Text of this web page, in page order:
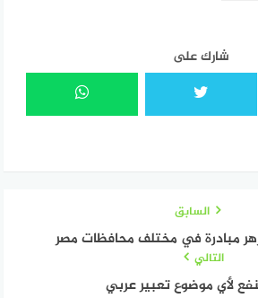
شارك على
السابق
مبادرة في مختلف محافظات مصر
التالي
لأي موضوع تعبير عربي